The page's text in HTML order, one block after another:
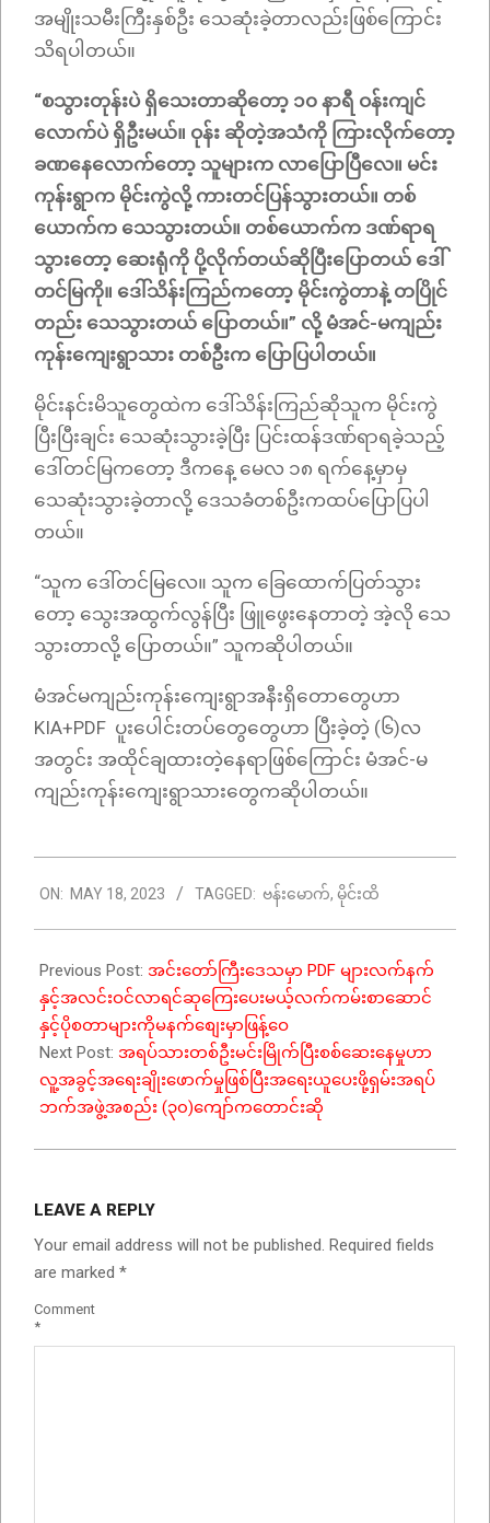
အမျိုးသမီးကြီးနှစ်ဦး သေဆုံးခဲ့တာလည်းဖြစ်ကြောင်း
သိရပါတယ်။
“စသွားတုန်းပဲ ရှိသေးတာဆိုတော့ ၁၀ နာရီ ဝန်းကျင်
လောက်ပဲ ရှိဦးမယ်။ ဝုန်း ဆိုတဲ့အသံကို ကြားလိုက်တော့
ခဏနေလောက်တော့ သူများက လာပြောပြီလေ။ မင်း
ကုန်းရွာက မိုင်းကွဲလို့ ကားတင်ပြန်သွားတယ်။ တစ်
ယောက်က သေသွားတယ်။ တစ်ယောက်က ဒဏ်ရာရ
သွားတော့ ဆေးရုံကို ပို့လိုက်တယ်ဆိုပြီးပြောတယ် ဒေါ်
တင်မြကို။ ဒေါ်သိန်းကြည်ကတော့ မိုင်းကွဲတာနဲ့ တပြိုင်
တည်း သေသွားတယ် ပြောတယ်။” လို့ မံအင်-မကျည်း
ကုန်းကျေးရွာသား တစ်ဦးက ပြောပြပါတယ်။
မိုင်းနင်းမိသူတွေထဲက ဒေါ်သိန်းကြည်ဆိုသူက မိုင်းကွဲ
ပြီးပြီးချင်း သေဆုံးသွားခဲ့ပြီး ပြင်းထန်ဒဏ်ရာရခဲ့သည့်
ဒေါ်တင်မြကတော့ ဒီကနေ့ မေလ ၁၈ ရက်နေ့မှာမှ
သေဆုံးသွားခဲ့တာလို့ ဒေသခံတစ်ဦးကထပ်ပြောပြပါ
တယ်။
“သူက ဒေါ်တင်မြလေ။ သူက ခြေထောက်ပြတ်သွား
တော့ သွေးအထွက်လွန်ပြီး ဖြူဖွေးနေတာတဲ့ အဲ့လို သေ
သွားတာလို့ ပြောတယ်။” သူကဆိုပါတယ်။
မံအင်မကျည်းကုန်းကျေးရွာအနီးရှိတောတွေဟာ
KIA+PDF ပူးပေါင်းတပ်တွေတွေဟာ ပြီးခဲ့တဲ့ (၆)လ
အတွင်း အထိုင်ချထားတဲ့နေရာဖြစ်ကြောင်း မံအင်-မ
ကျည်းကုန်းကျေးရွာသားတွေကဆိုပါတယ်။
05-
18
ON: MAY 18, 2023 TAGGED: ဗန်းမောက်, မိုင်းထိ
Previous Post: အင်းတော်ကြီးဒေသမှာ PDF များလက်နက်
နှင့်အလင်းဝင်လာရင်ဆုကြေးပေးမယ့်လက်ကမ်းစာဆောင်
နှင့်ပိုစတာများကိုမနက်စျေးမှာဖြန့်ဝေ
Next Post: အရပ်သားတစ်ဦးမင်းမြိုက်ပြီးစစ်ဆေးနေမှုဟာ
လူ့အခွင့်အရေးချိုးဖောက်မှုဖြစ်ပြီးအရေးယူပေးဖို့ရှမ်းအရပ်
ဘက်အဖွဲ့အစည်း (၃၀)ကျော်ကတောင်းဆို
LEAVE A REPLY
Your email address will not be published. Required fields
are marked *
Comment
*